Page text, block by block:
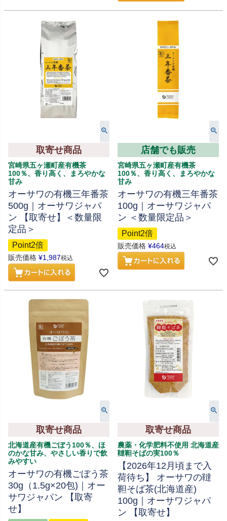
取寄せ商品
宮崎県五ヶ瀬町産有機茶
100％、香り高く、まろやかな
甘み
オーサワの有機三年番茶
500g｜オーサワジャパ
ン 【取寄せ】＜数量限
定品＞
Point2倍
販売価格 ¥1,987税込
店舗でも販売
宮崎県五ヶ瀬町産有機茶
100％、香り高く、まろやかな
甘み
オーサワの有機三年番茶
100g｜オーサワジャパ
ン ＜数量限定品＞
Point2倍
販売価格 ¥464税込
取寄せ商品
北海道産有機ごぼう100％、ほ
のかな甘み、やさしい香りで飲
みやすい
オーサワの有機ごぼう茶
30g（1.5g×20包)｜オー
サワジャパン 【取寄
せ】
取寄せ商品
農薬・化学肥料不使用 北海道産
韃靼そばの実100％
【2026年12月頃まで入
荷待ち】 オーサワの韃
靼そば茶(北海道産)
100g｜オーサワジャパ
ン 【取寄せ】